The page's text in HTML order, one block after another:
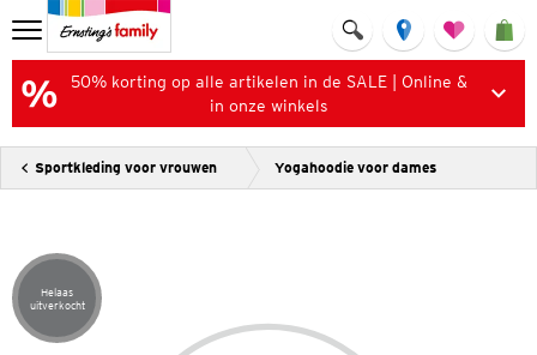
50% korting op alle artikelen in de SALE | Online &
in onze winkels
Sportkleding voor vrouwen Yogahoodie voor dames
Artikel helaas uitverkocht
Helaas
uitverkocht